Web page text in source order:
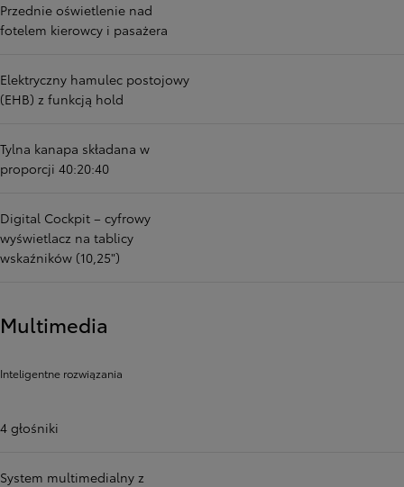
Przednie oświetlenie nad
fotelem kierowcy i pasażera
Elektryczny hamulec postojowy
(EHB) z funkcją hold
Tylna kanapa składana w
proporcji 40:20:40
Digital Cockpit – cyfrowy
wyświetlacz na tablicy
wskaźników (10,25")
Multimedia
Inteligentne rozwiązania
4 głośniki
System multimedialny z